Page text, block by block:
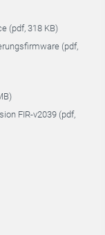
(pdf, 318 KB)
(pdf,
FIR-v2039 (pdf,